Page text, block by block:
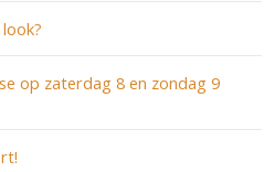
op zaterdag 8 en zondag 9